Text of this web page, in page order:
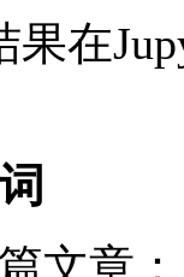
在
文章：